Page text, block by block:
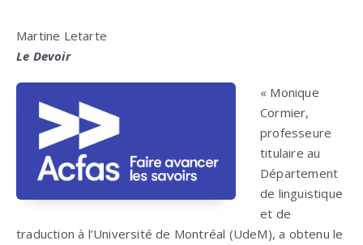
Martine Letarte
Le Devoir
« Monique
Cormier,
professeure
titulaire au
Département
de linguistique
et de
traduction à l’Université de Montréal (UdeM), a obtenu le